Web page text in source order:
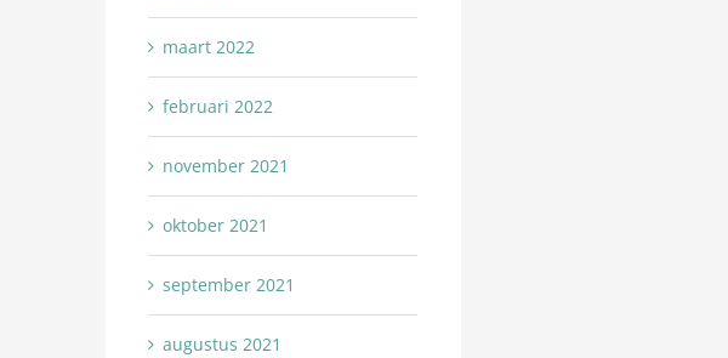
maart 2022
februari 2022
november 2021
oktober 2021
september 2021
augustus 2021